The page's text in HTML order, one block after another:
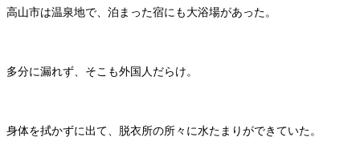
高山市は温泉地で、泊まった宿にも大浴場があった。
多分に漏れず、そこも外国人だらけ。
身体を拭かずに出て、脱衣所の所々に水たまりができていた。